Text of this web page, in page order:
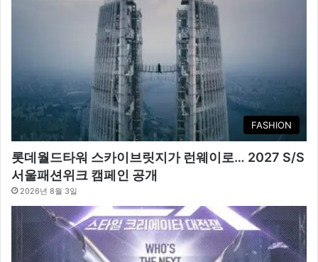
FASHION
롯데월드타워 스카이브릿지가 런웨이로… 2027 S/S
서울패션위크 캠페인 공개
2026년 8월 3일